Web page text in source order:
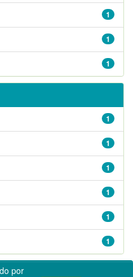
1
1
1
1
1
1
1
1
1
por